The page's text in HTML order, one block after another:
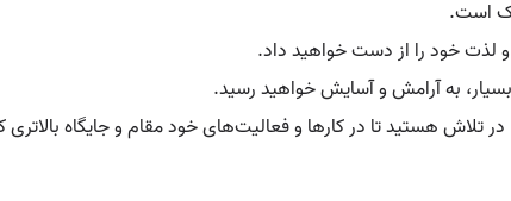
است.
لذت خود را از دست خواهید داد.
به آرامش و آسایش خواهید رسید.
تلاش هستید تا در کارها و فعالیت‌های خود مقام و جایگاه